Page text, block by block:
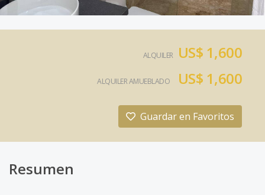
ALQUILER US$ 1,600
ALQUILER AMUEBLADO US$ 1,600
Guardar en Favoritos
Resumen